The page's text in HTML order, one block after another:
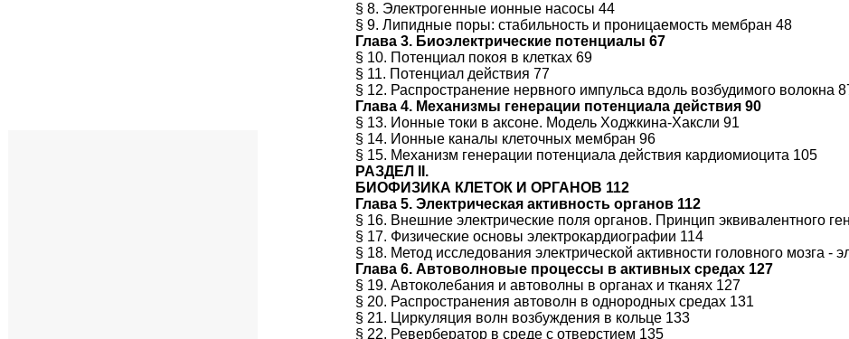
§ 8. Электрогенные ионные насосы 44
§ 9. Липидные поры: стабильность и проницаемость мембран 48
Глава 3. Биоэлектрические потенциалы 67
§ 10. Потенциал покоя в клетках 69
§ 11. Потенциал действия 77
§ 12. Распространение нервного импульса вдоль возбудимого волокна
Глава 4. Механизмы генерации потенциала действия 90
§ 13. Ионные токи в аксоне. Модель Ходжкина-Хаксли 91
§ 14. Ионные каналы клеточных мембран 96
§ 15. Механизм генерации потенциала действия кардиомиоцита 105
РАЗДЕЛ II.
БИОФИЗИКА КЛЕТОК И ОРГАНОВ 112
Глава 5. Электрическая активность органов 112
§ 16. Внешние электрические поля органов. Принцип эквивалентного
§ 17. Физические основы электрокардиографии 114
§ 18. Метод исследования электрической активности головного мозга -
Глава 6. Автоволновые процессы в активных средах 127
§ 19. Автоколебания и автоволны в органах и тканях 127
§ 20. Распространения автоволн в однородных средах 131
§ 21. Циркуляция волн возбуждения в кольце 133
§ 22. Ревербератор в среде с отверстием 135